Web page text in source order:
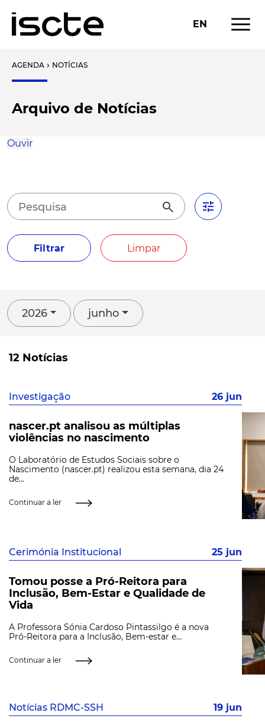
EN menu
AGENDA chevron_right NOTÍCIAS
Arquivo de Notícias
Ouvir
search tune
Filtrar Limpar
2026 junho
12 Notícias
Investigação 26 jun
nascer.pt analisou as múltiplas
violências no nascimento
O Laboratório de Estudos Sociais sobre o
Nascimento (nascer.pt) realizou esta semana, dia 24
de...
Continuar a ler
Cerimónia Institucional 25 jun
Tomou posse a Pró-Reitora para
Inclusão, Bem-Estar e Qualidade de
Vida
A Professora Sónia Cardoso Pintassilgo é a nova
Pró-Reitora para a Inclusão, Bem-estar e...
Continuar a ler
Notícias RDMC-SSH 19 jun